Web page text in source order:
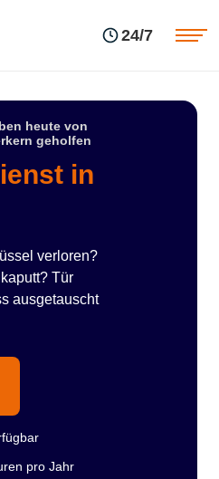
24/7
heute von
geholfen
in
verloren?
Tür
ausgetauscht
pro Jahr